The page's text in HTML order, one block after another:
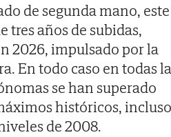
de segunda mano, este
tres años de subidas,
2026, impulsado por la
En todo caso en todas
se han superado
históricos, incluso
de 2008.